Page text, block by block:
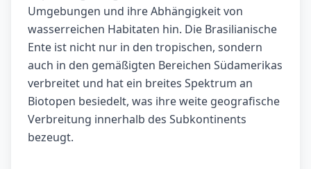
Umgebungen und ihre Abhängigkeit von
wasserreichen Habitaten hin. Die Brasilianische
Ente ist nicht nur in den tropischen, sondern
auch in den gemäßigten Bereichen Südamerikas
verbreitet und hat ein breites Spektrum an
Biotopen besiedelt, was ihre weite geografische
Verbreitung innerhalb des Subkontinents
bezeugt.